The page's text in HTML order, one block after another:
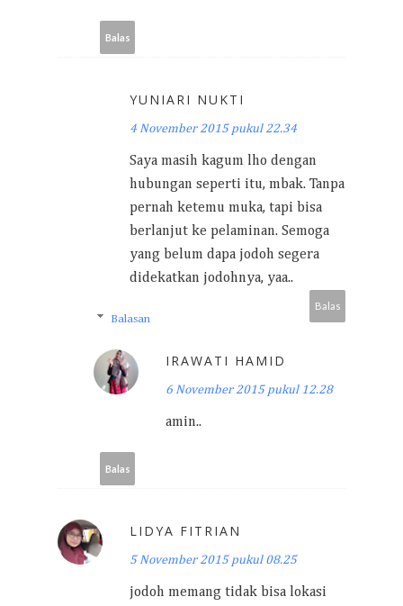
Balas
YUNIARI NUKTI
4 November 2015 pukul 22.34
Saya masih kagum lho dengan
hubungan seperti itu, mbak. Tanpa
pernah ketemu muka, tapi bisa
berlanjut ke pelaminan. Semoga
yang belum dapa jodoh segera
didekatkan jodohnya, yaa..
Balas
Balasan
IRAWATI HAMID
6 November 2015 pukul 12.28
amin..
Balas
LIDYA FITRIAN
5 November 2015 pukul 08.25
jodoh memang tidak bisa lokasi